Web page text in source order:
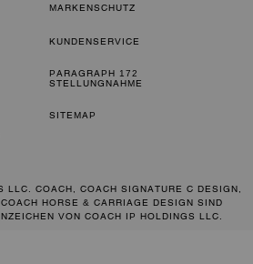
MARKENSCHUTZ
KUNDENSERVICE
PARAGRAPH 172
STELLUNGNAHME
SITEMAP
LLC. COACH, COACH SIGNATURE C DESIGN,
HORSE & CARRIAGE DESIGN SIND
VON COACH IP HOLDINGS LLC.